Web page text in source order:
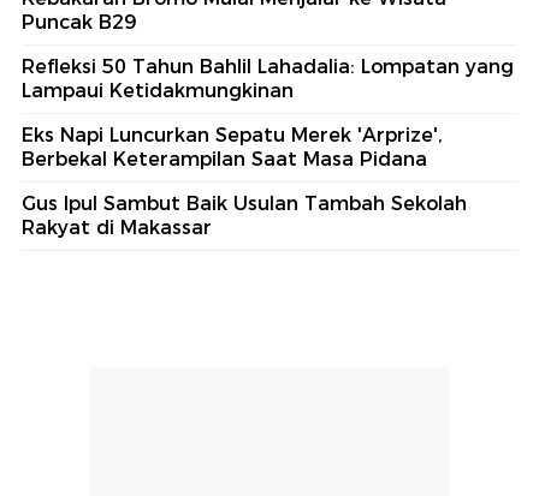
Puncak B29
Refleksi 50 Tahun Bahlil Lahadalia: Lompatan yang
Lampaui Ketidakmungkinan
Eks Napi Luncurkan Sepatu Merek 'Arprize',
Berbekal Keterampilan Saat Masa Pidana
Gus Ipul Sambut Baik Usulan Tambah Sekolah
Rakyat di Makassar